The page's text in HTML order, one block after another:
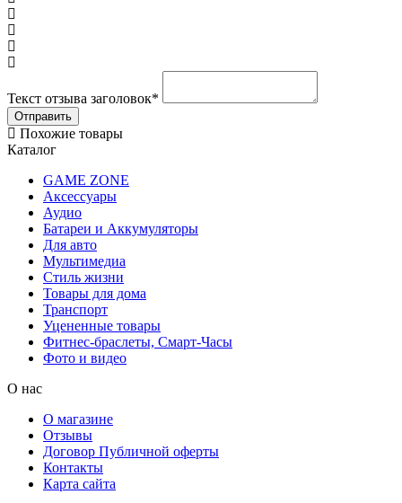
Текст отзыва заголовок*
Похожие товары
Каталог
GAME ZONE
Аксессуары
Аудио
Батареи и Аккумуляторы
Для авто
Мультимедиа
Стиль жизни
Товары для дома
Транспорт
Уцененные товары
Фитнес-браслеты, Смарт-Часы
Фото и видео
О нас
О магазине
Отзывы
Договор Публичной оферты
Контакты
Карта сайта